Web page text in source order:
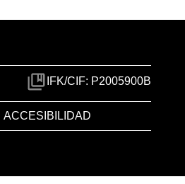
IFK/CIF: P2005900B
ACCESIBILIDAD